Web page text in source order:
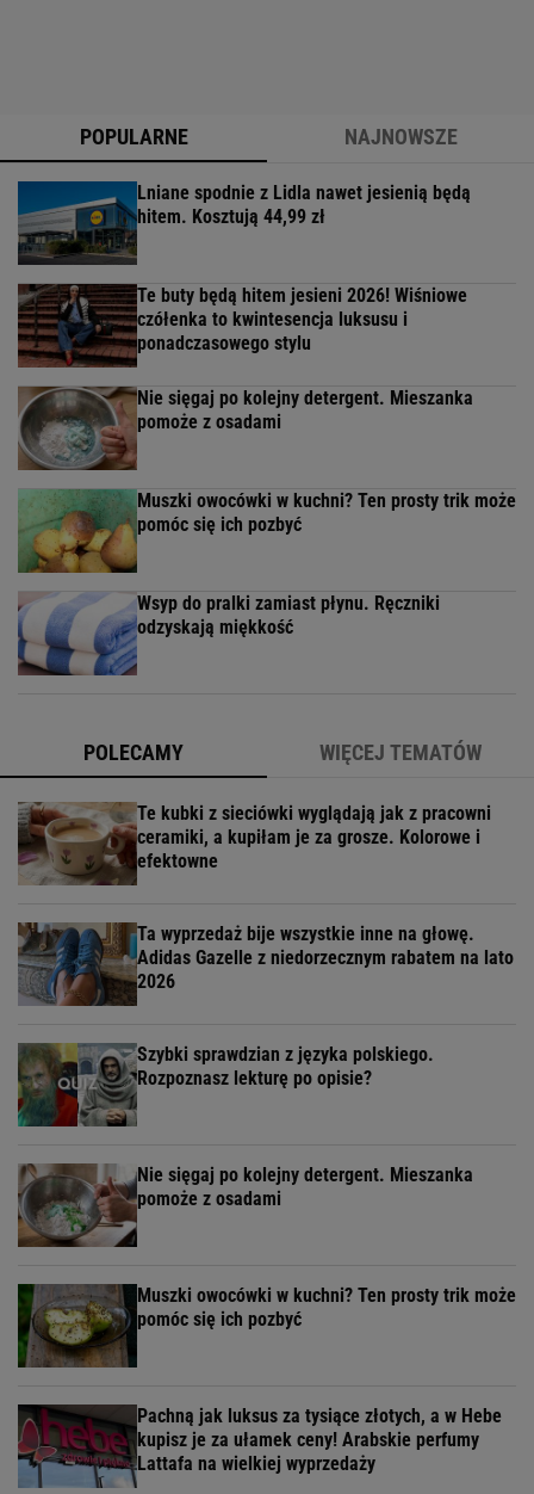
POPULARNE NAJNOWSZE
Lniane spodnie z Lidla nawet jesienią będą
hitem. Kosztują 44,99 zł
Te buty będą hitem jesieni 2026! Wiśniowe
czółenka to kwintesencja luksusu i
ponadczasowego stylu
Nie sięgaj po kolejny detergent. Mieszanka
pomoże z osadami
Muszki owocówki w kuchni? Ten prosty trik może
pomóc się ich pozbyć
Wsyp do pralki zamiast płynu. Ręczniki
odzyskają miękkość
POLECAMY WIĘCEJ TEMATÓW
Te kubki z sieciówki wyglądają jak z pracowni
ceramiki, a kupiłam je za grosze. Kolorowe i
efektowne
Ta wyprzedaż bije wszystkie inne na głowę.
Adidas Gazelle z niedorzecznym rabatem na lato
2026
Szybki sprawdzian z języka polskiego.
Rozpoznasz lekturę po opisie?
Nie sięgaj po kolejny detergent. Mieszanka
pomoże z osadami
Muszki owocówki w kuchni? Ten prosty trik może
pomóc się ich pozbyć
Pachną jak luksus za tysiące złotych, a w Hebe
kupisz je za ułamek ceny! Arabskie perfumy
Lattafa na wielkiej wyprzedaży